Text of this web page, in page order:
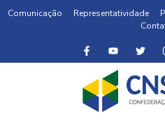
Comunicação Representatividade